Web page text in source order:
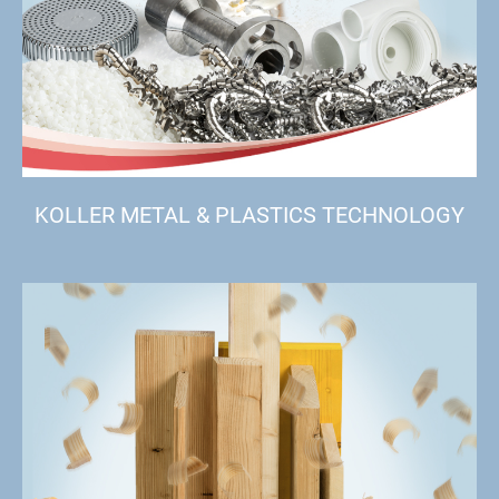
KOLLER METAL & PLASTICS TECHNOLOGY